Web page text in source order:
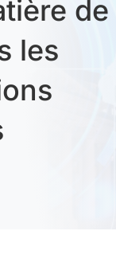
de
les